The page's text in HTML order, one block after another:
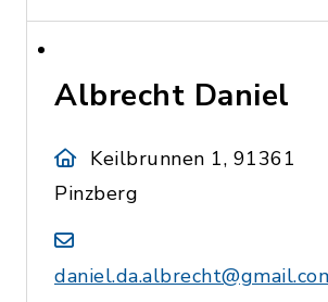
Albrecht Daniel
Keilbrunnen 1, 91361
Pinzberg